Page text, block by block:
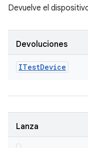
Devuelve el
Devoluciones
ITestDevice
Lanza